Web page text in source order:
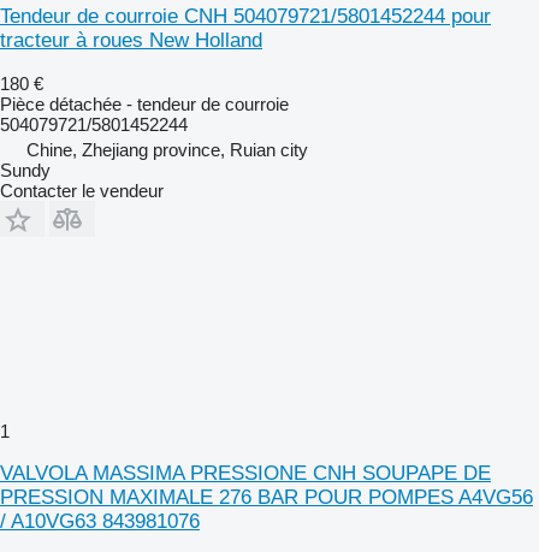
Tendeur de courroie CNH 504079721/5801452244 pour
tracteur à roues New Holland
180 €
Pièce détachée - tendeur de courroie
504079721/5801452244
Chine, Zhejiang province, Ruian city
Sundy
Contacter le vendeur
1
VALVOLA MASSIMA PRESSIONE CNH SOUPAPE DE
PRESSION MAXIMALE 276 BAR POUR POMPES A4VG56
/ A10VG63 843981076